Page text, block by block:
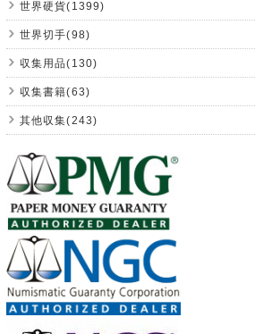
世界硬貨(1399)
世界切手(98)
収集用品(130)
収集書籍(63)
其他収集(243)